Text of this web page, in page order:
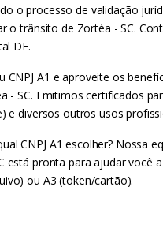
o processo de validação
o trânsito de Zortéa - SC.
DF.
CNPJ A1 e aproveite os
- SC. Emitimos certificados
e diversos outros usos
CNPJ A1 escolher? Nossa
está pronta para ajudar você
ou A3 (token/cartão).